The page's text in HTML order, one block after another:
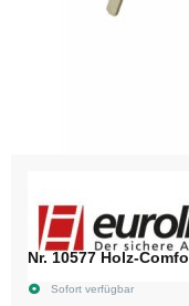
Nr. 10577 Holz-
Sofort verfügbar